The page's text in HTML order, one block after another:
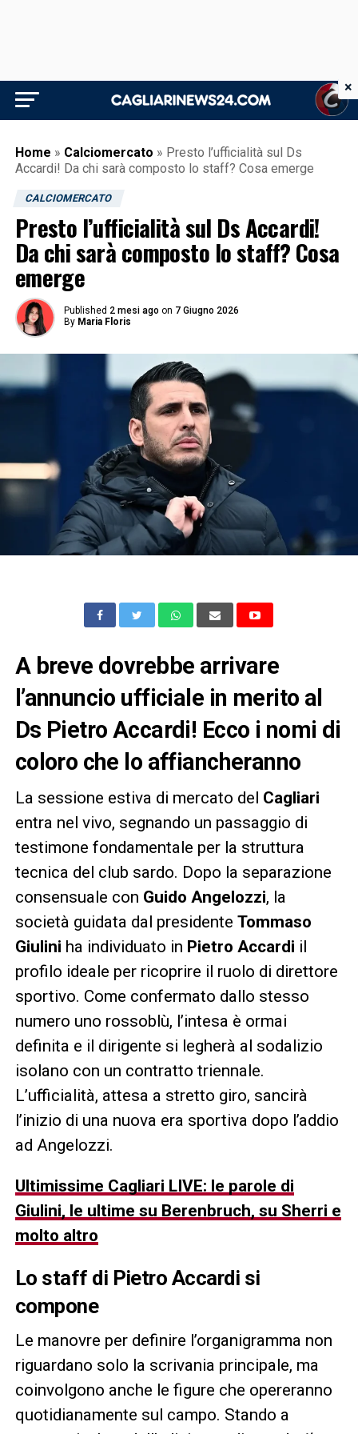
Home » Calciomercato » Presto l’ufficialità sul Ds
Accardi! Da chi sarà composto lo staff? Cosa emerge
CALCIOMERCATO
Presto l’ufficialità sul Ds Accardi!
Da chi sarà composto lo staff? Cosa
emerge
Published 2 mesi ago on 7 Giugno 2026
By Maria Floris
A breve dovrebbe arrivare
l’annuncio ufficiale in merito al
Ds Pietro Accardi! Ecco i nomi di
coloro che lo affiancheranno
La sessione estiva di mercato del Cagliari
entra nel vivo, segnando un passaggio di
testimone fondamentale per la struttura
tecnica del club sardo. Dopo la separazione
consensuale con Guido Angelozzi, la
società guidata dal presidente Tommaso
Giulini ha individuato in Pietro Accardi il
profilo ideale per ricoprire il ruolo di direttore
sportivo. Come confermato dallo stesso
numero uno rossoblù, l’intesa è ormai
definita e il dirigente si legherà al sodalizio
isolano con un contratto triennale.
L’ufficialità, attesa a stretto giro, sancirà
l’inizio di una nuova era sportiva dopo l’addio
ad Angelozzi.
Ultimissime Cagliari LIVE: le parole di
Giulini, le ultime su Berenbruch, su Sherri e
molto altro
Lo staff di Pietro Accardi si
compone
Le manovre per definire l’organigramma non
riguardano solo la scrivania principale, ma
coinvolgono anche le figure che opereranno
quotidianamente sul campo. Stando a
×